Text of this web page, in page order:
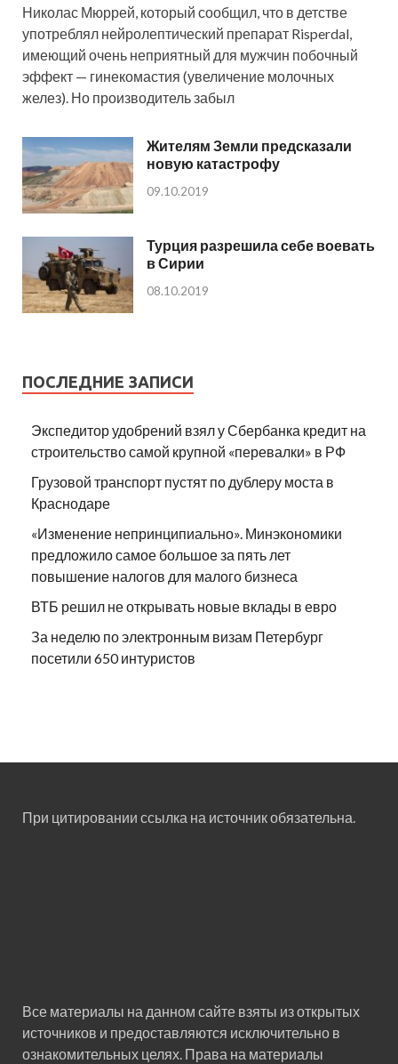
Николас Мюррей, который сообщил, что в детстве
употреблял нейролептический препарат Risperdal,
имеющий очень неприятный для мужчин побочный
эффект — гинекомастия (увеличение молочных
желез). Но производитель забыл
Жителям Земли предсказали
новую катастрофу
09.10.2019
Турция разрешила себе воевать
в Сирии
08.10.2019
ПОСЛЕДНИЕ ЗАПИСИ
Экспедитор удобрений взял у Сбербанка кредит на
строительство самой крупной «перевалки» в РФ
Грузовой транспорт пустят по дублеру моста в
Краснодаре
«Изменение непринципиально». Минэкономики
предложило самое большое за пять лет
повышение налогов для малого бизнеса
ВТБ решил не открывать новые вклады в евро
За неделю по электронным визам Петербург
посетили 650 интуристов
При цитировании ссылка на источник обязательна.
Все материалы на данном сайте взяты из открытых
источников и предоставляются исключительно в
ознакомительных целях. Права на материалы